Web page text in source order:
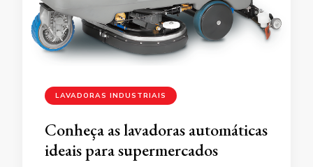
LAVADORAS INDUSTRIAIS
Conheça as lavadoras automáticas
ideais para supermercados